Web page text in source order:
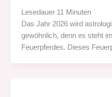
Lesedauer 11 Minuten
Das Jahr 2026 wird
gewöhnlich, denn es steht
Feuerpferdes. Dieses